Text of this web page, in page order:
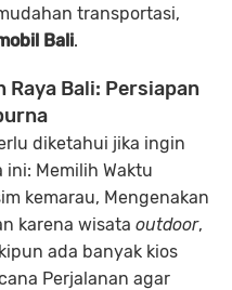
transportasi,
Bali.
Raya Bali: Persiapan
diketahui jika ingin
Memilih Waktu
kemarau, Mengenakan
karena wisata outdoor,
ada banyak kios
Perjalanan agar